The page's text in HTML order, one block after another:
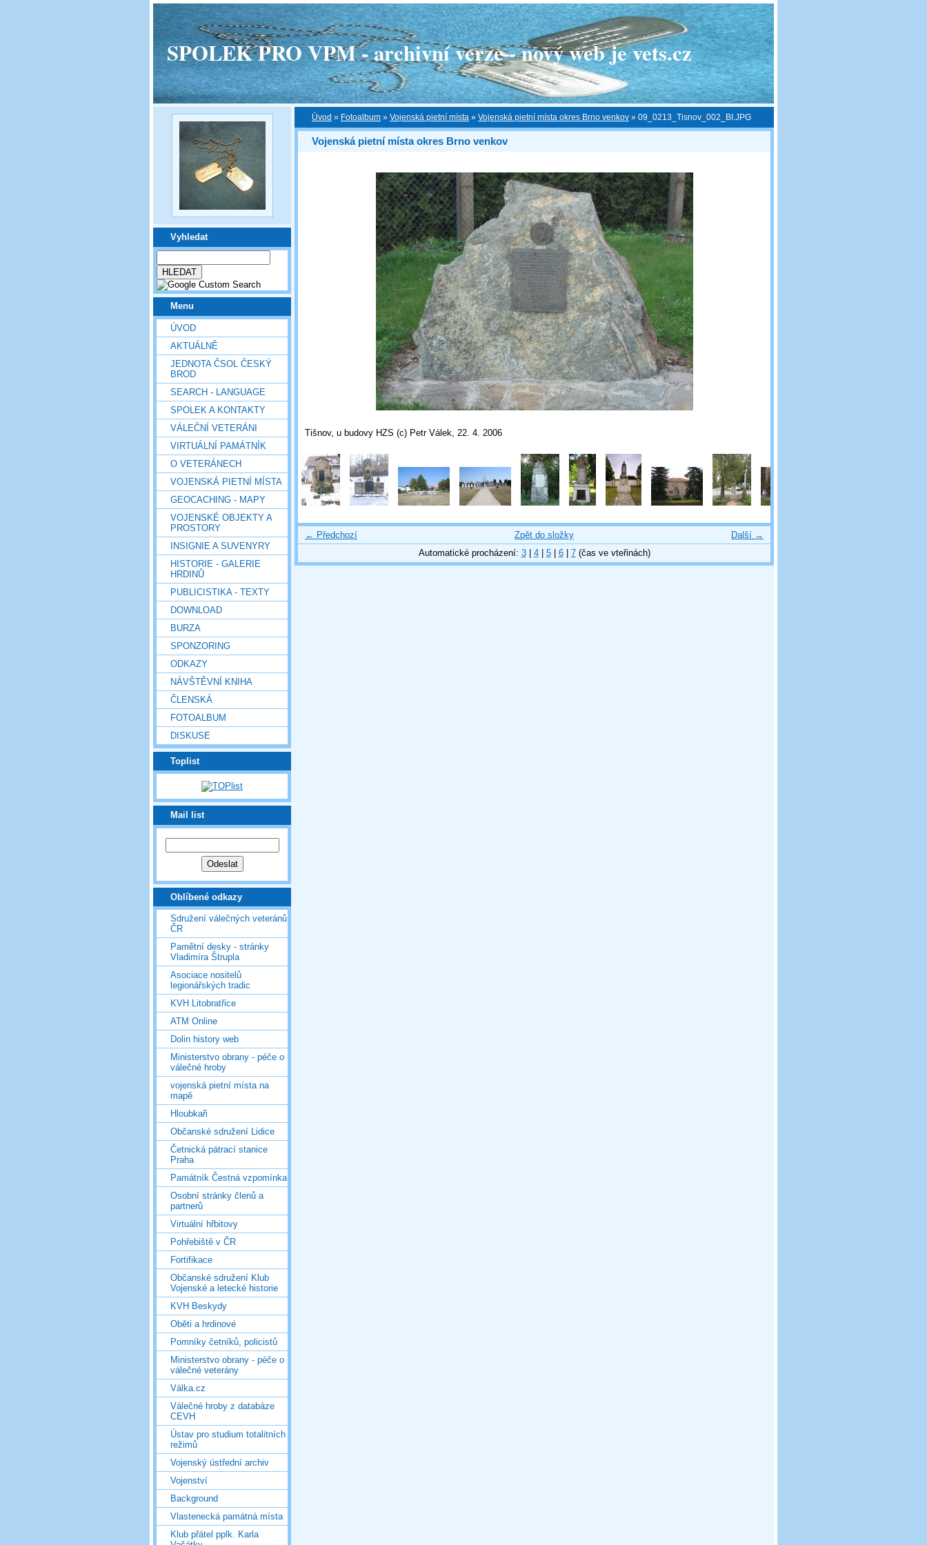
SPOLEK PRO VPM - archivní verze - nový web je vets.cz
Vyhledat
Menu
ÚVOD
AKTUÁLNĚ
JEDNOTA ČSOL ČESKÝ
BROD
SEARCH - LANGUAGE
SPOLEK A KONTAKTY
VÁLEČNÍ VETERÁNI
VIRTUÁLNÍ PAMÁTNÍK
O VETERÁNECH
VOJENSKÁ PIETNÍ MÍSTA
GEOCACHING - MAPY
VOJENSKÉ OBJEKTY A
PROSTORY
INSIGNIE A SUVENYRY
HISTORIE - GALERIE
HRDINŮ
PUBLICISTIKA - TEXTY
DOWNLOAD
BURZA
SPONZORING
ODKAZY
NÁVŠTĚVNÍ KNIHA
ČLENSKÁ
FOTOALBUM
DISKUSE
Toplist
Mail list
Oblíbené odkazy
Sdružení válečných veteránů
ČR
Pamětní desky - stránky
Vladimíra Štrupla
Asociace nositelů
legionářských tradic
KVH Litobratřice
ATM Online
Dolin history web
Ministerstvo obrany - péče o
válečné hroby
vojenská pietní místa na
mapě
Hloubkaři
Občanské sdružení Lidice
Četnická pátrací stanice
Praha
Památník Čestná vzpomínka
Osobní stránky členů a
partnerů
Virtuální hřbitovy
Pohřebiště v ČR
Fortifikace
Občanské sdružení Klub
Vojenské a letecké historie
KVH Beskydy
Oběti a hrdinové
Pomníky četníků, policistů
Ministerstvo obrany - péče o
válečné veterány
Válka.cz
Válečné hroby z databáze
CEVH
Ústav pro studium totalitních
režimů
Vojenský ústřední archiv
Vojenství
Background
Vlastenecká památná místa
Klub přátel pplk. Karla
Úvod » Fotoalbum » Vojenská pietní místa » Vojenská pietní místa okres Brno venkov » 09_0213_Tisnov_002_BI.JPG
Vojenská pietní místa okres Brno venkov
Tišnov, u budovy HZS (c) Petr Válek, 22. 4. 2006
← Předchozí Další →
Zpět do složky
Automatické procházení: 3| 4| 5| 6| 7(čas ve vteřinách)